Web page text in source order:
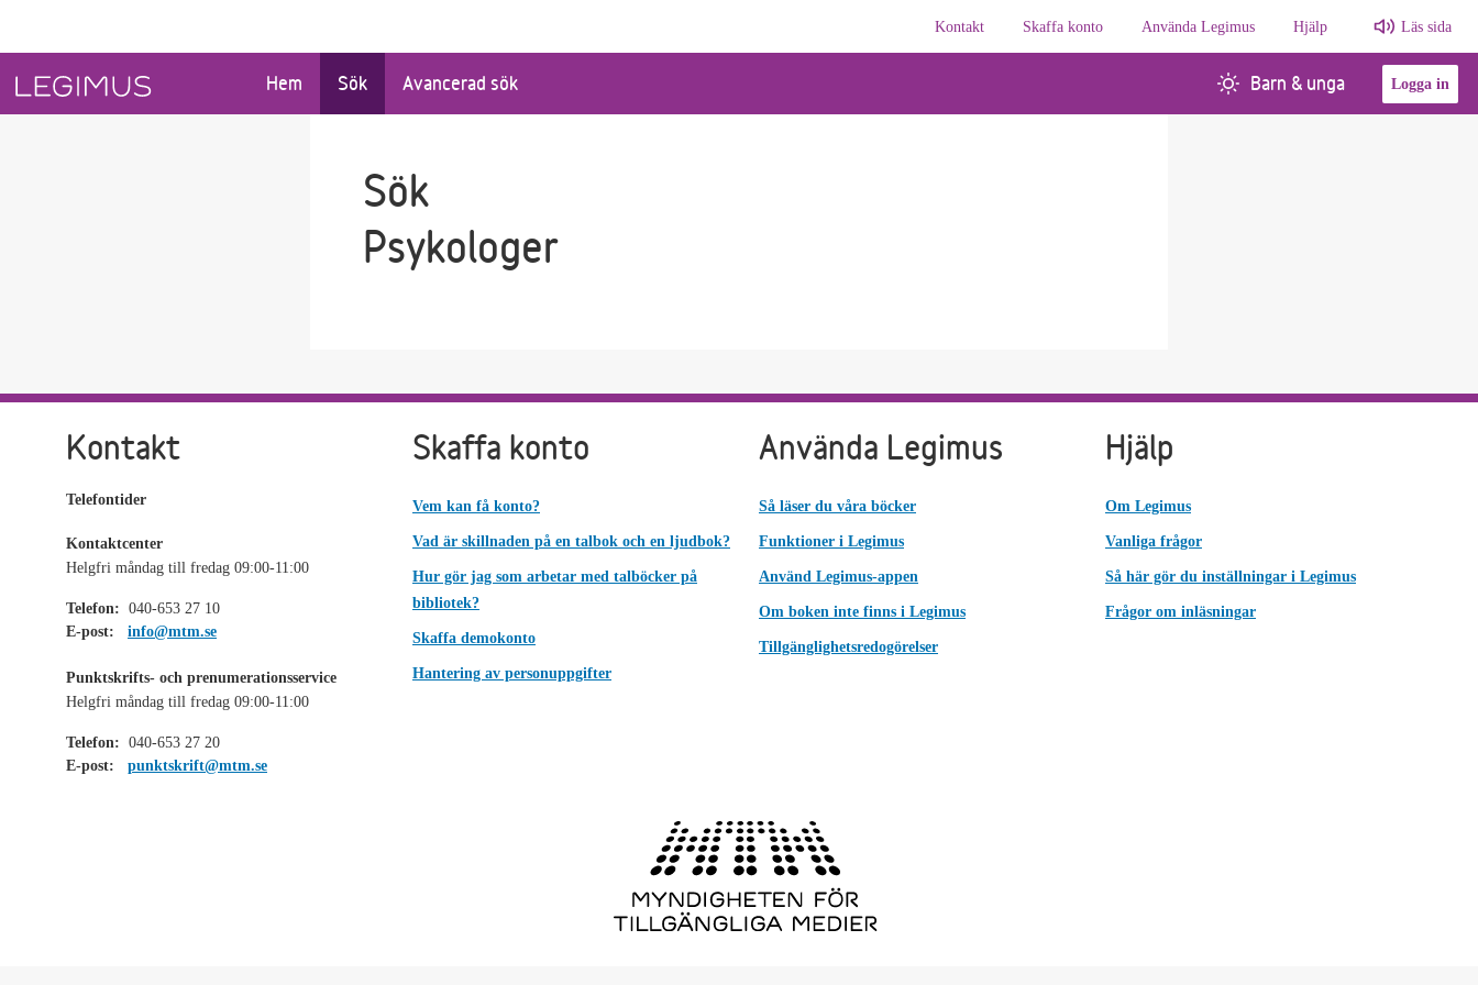
Kontakt
Skaffa konto Använda Legimus Hjälp Läs sida
Hem Sök Avancerad sök Barn & unga Logga in
Sök
Psykologer
Kontakt
Telefontider
Kontaktcenter
Helgfri måndag till fredag 09:00-11:00
Telefon: 040-653 27 10
E-post:
info@mtm.se
Punktskrifts- och prenumerationsservice
Helgfri måndag till fredag 09:00-11:00
Telefon: 040-653 27 20
E-post:
punktskrift@mtm.se
Skaffa konto
Vem kan få konto?
Vad är skillnaden på en talbok och en ljudbok?
Hur gör jag som arbetar med talböcker på
bibliotek?
Skaffa demokonto
Hantering av personuppgifter
Använda Legimus
Så läser du våra böcker
Funktioner i Legimus
Använd Legimus-appen
Om boken inte finns i Legimus
Tillgänglighetsredogörelser
Hjälp
Om Legimus
Vanliga frågor
Så här gör du inställningar i Legimus
Frågor om inläsningar